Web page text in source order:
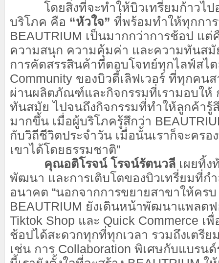
โดยสิ่งที่จะทำให้บิวเทรี่ยมก้าวไป
บริโภค คือ “หัวใจ” ที่พร้อมทำให้ทุกกา
BEAUTRIUM เป็นมากกว่าการช้อป แ
ความสนุก ความคุ้มค่า และความทันสมั
การคัดสรรสินค้าที่ตอบโจทย์ทุกไลฟ์สไต
Community ของบิวตี้เลิฟเวอร์ ที่ทุกคน
ผ่านผลิตภัณฑ์และกิจกรรมที่เรามอบให้
ทันสมัย ไปจนถึงกิจกรรมที่ทำให้ลูกค้ารู้
มากขึ้น เมื่อผู้บริโภครู้สึกว่า
กับวิถีชีวิตประจำวัน เมื่อนั้นเราก็จะคร
เขาได้โดยธรรมชาติ”
คุณอติโรจน์ โรจน์รัตนวลี เผยทิ้ง
พัฒนา และการเติบโตของบิวเทรี่ยมที่ก
อนาคต “นอกจากการขยายสาขาให้คร
BEAUTRIUM ยังเดินหน้าพัฒนาแพลต
Tiktok Shop และ Quick Commerce เ
ช้อปได้สะดวกทุกที่ทุกเวลา รวมถึงเตรีย
เช่น การ Collaboration พิเศษกับแบรน